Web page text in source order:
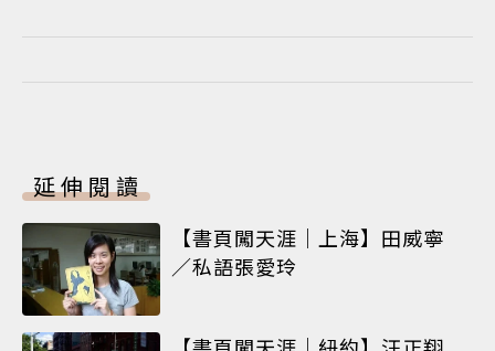
延伸閱讀
【書頁闖天涯｜上海】田威寧
／私語張愛玲